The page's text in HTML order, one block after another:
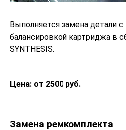
Выполняется замена детали
балансировкой картриджа в
SYNTHESIS.
Цена: от 2500 руб.
Замена ремкомплекта